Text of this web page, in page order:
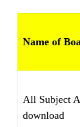
Name of
All Subject
download